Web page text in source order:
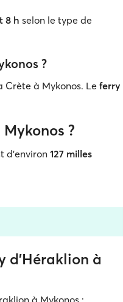
8 h selon le type de
?
Crète à Mykonos. Le ferry
?
d'environ127 milles
d'Héraklion à
à Mykonos :